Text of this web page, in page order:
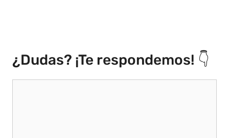
¿Dudas? ¡Te respondemos! 👇